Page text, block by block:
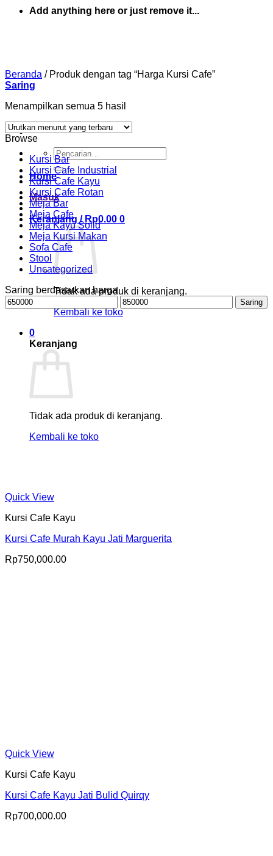
Add anything here or just remove it...
Pencarian
untuk:
Home
Masuk
Keranjang / Rp0.00 0
Tidak ada produk di keranjang.
Kembali ke toko
0
Keranjang
Tidak ada produk di keranjang.
Kembali ke toko
Beranda /Produk dengan tag “Harga Kursi Cafe”
Saring
Menampilkan semua 5 hasil
yang
Browse
Kursi Bar
Kursi Cafe Industrial
Kursi Cafe Kayu
Kursi Cafe Rotan
Meja Bar
Meja Cafe
Meja Kayu Solid
Meja Kursi Makan
Sofa Cafe
Stool
Uncategorized
Saring berdasarkan harga
Harga
terendah
Harga
tertinggi
Saring
Quick View
Kursi Cafe Kayu
Kursi Cafe Murah Kayu Jati Marguerita
Rp750,000.00
Quick View
Kursi Cafe Kayu
Kursi Cafe Kayu Jati Bulid Quirqy
Rp700,000.00